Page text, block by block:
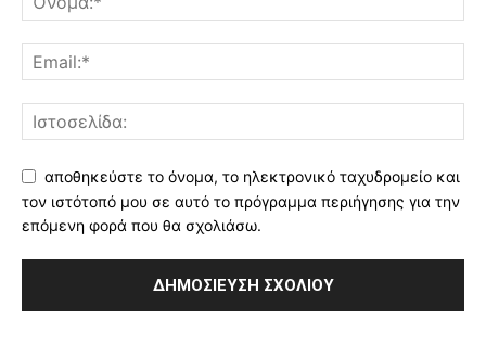
αποθηκεύστε το όνομα, το ηλεκτρονικό ταχυδρομείο και
τον ιστότοπό μου σε αυτό το πρόγραμμα περιήγησης για την
επόμενη φορά που θα σχολιάσω.